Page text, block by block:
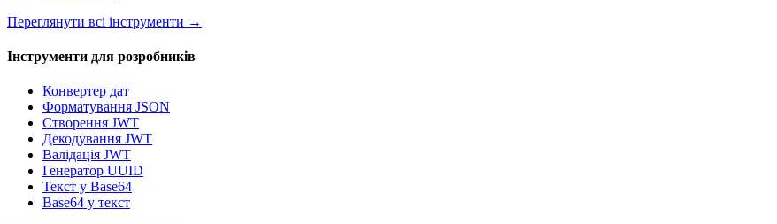
Переглянути всі інструменти →
Інструменти для розробників
Конвертер дат
Форматування JSON
Створення JWT
Декодування JWT
Валідація JWT
Генератор UUID
Текст у Base64
Base64 у текст